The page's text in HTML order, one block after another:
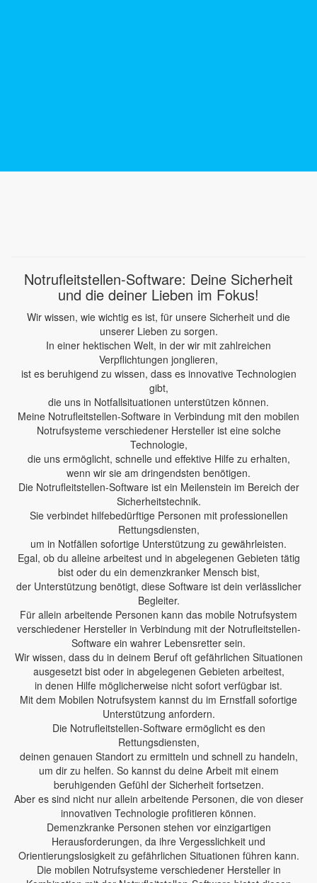
Notrufleitstellen-Software: Deine Sicherheit
und die deiner Lieben im Fokus!
Wir wissen, wie wichtig es ist, für unsere Sicherheit und die
unserer Lieben zu sorgen.
In einer hektischen Welt, in der wir mit zahlreichen
Verpflichtungen jonglieren,
ist es beruhigend zu wissen, dass es innovative Technologien
gibt,
die uns in Notfallsituationen unterstützen können.
Meine Notrufleitstellen-Software in Verbindung mit den mobilen
Notrufsysteme verschiedener Hersteller ist eine solche
Technologie,
die uns ermöglicht, schnelle und effektive Hilfe zu erhalten,
wenn wir sie am dringendsten benötigen.
Die Notrufleitstellen-Software ist ein Meilenstein im Bereich der
Sicherheitstechnik.
Sie verbindet hilfebedürftige Personen mit professionellen
Rettungsdiensten,
um in Notfällen sofortige Unterstützung zu gewährleisten.
Egal, ob du alleine arbeitest und in abgelegenen Gebieten tätig
bist oder du ein demenzkranker Mensch bist,
der Unterstützung benötigt, diese Software ist dein verlässlicher
Begleiter.
Für allein arbeitende Personen kann das mobile Notrufsystem
verschiedener Hersteller in Verbindung mit der Notrufleitstellen-
Software ein wahrer Lebensretter sein.
Wir wissen, dass du in deinem Beruf oft gefährlichen Situationen
ausgesetzt bist oder in abgelegenen Gebieten arbeitest,
in denen Hilfe möglicherweise nicht sofort verfügbar ist.
Mit dem Mobilen Notrufsystem kannst du im Ernstfall sofortige
Unterstützung anfordern.
Die Notrufleitstellen-Software ermöglicht es den
Rettungsdiensten,
deinen genauen Standort zu ermitteln und schnell zu handeln,
um dir zu helfen. So kannst du deine Arbeit mit einem
beruhigenden Gefühl der Sicherheit fortsetzen.
Aber es sind nicht nur allein arbeitende Personen, die von dieser
innovativen Technologie profitieren können.
Demenzkranke Personen stehen vor einzigartigen
Herausforderungen, da ihre Vergesslichkeit und
Orientierungslosigkeit zu gefährlichen Situationen führen kann.
Die mobilen Notrufsysteme verschiedener Hersteller in